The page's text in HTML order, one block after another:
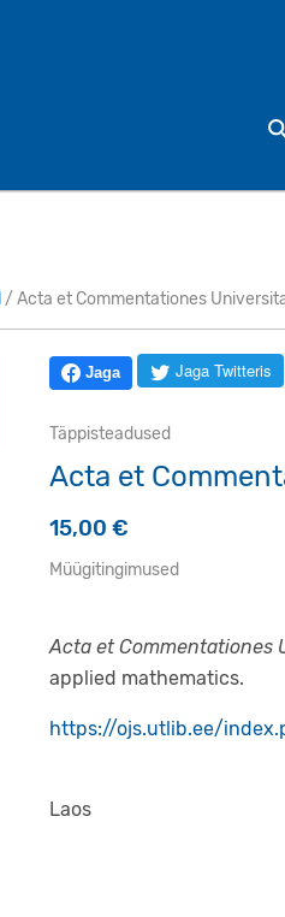
/ Acta et Commentationes
Jaga Jaga Twitteris
Täppisteadused
Acta et
15,00 €
Müügitingimused
Acta et Commentationes
applied mathematics.
https://ojs.utlib.ee/
Laos